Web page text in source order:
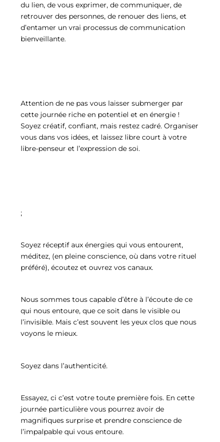
du lien, de vous exprimer, de communiquer, de
retrouver des personnes, de renouer des liens, et
d’entamer un vrai processus de communication
bienveillante.
Attention de ne pas vous laisser submerger par
cette journée riche en potentiel et en énergie !
Soyez créatif, confiant, mais restez cadré. Organiser
vous dans vos idées, et laissez libre court à votre
libre-penseur et l’expression de soi.
;
Soyez réceptif aux énergies qui vous entourent,
méditez, (en pleine conscience, où dans votre rituel
préféré), écoutez et ouvrez vos canaux.
Nous sommes tous capable d’être à l’écoute de ce
qui nous entoure, que ce soit dans le visible ou
l’invisible. Mais c’est souvent les yeux clos que nous
voyons le mieux.
Soyez dans l’authenticité.
Essayez, ci c’est votre toute première fois. En cette
journée particulière vous pourrez avoir de
magnifiques surprise et prendre conscience de
l’impalpable qui vous entoure.